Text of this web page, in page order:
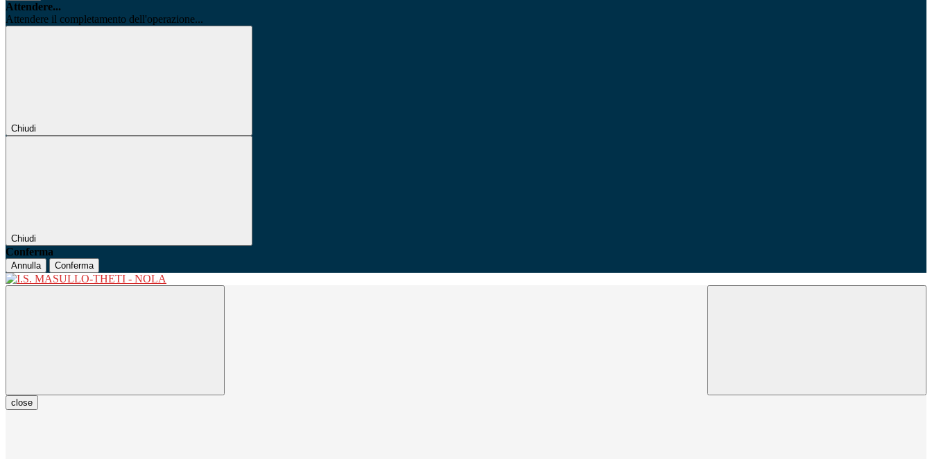
Attendere...
Attendere il completamento dell'operazione...
Chiudi
Chiudi
Conferma
Annulla Conferma
close